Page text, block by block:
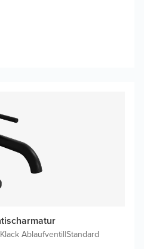
Ablaufventil|Standard